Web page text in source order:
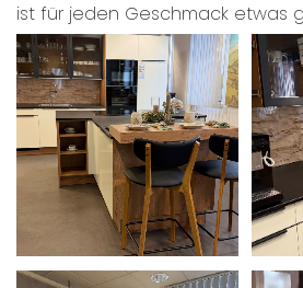
ist für jeden Geschmack etwas